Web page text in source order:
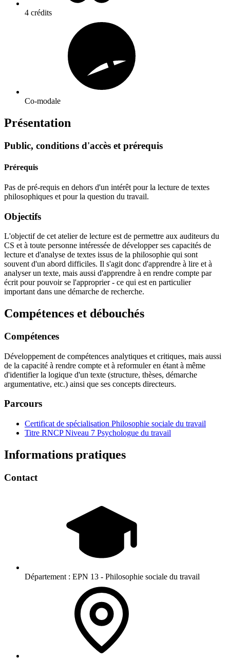
4 crédits
Co-modale
Présentation
Public, conditions d'accès et prérequis
Prérequis
Pas de pré-requis en dehors d'un intérêt pour la lecture de textes
philosophiques et pour la question du travail.
Objectifs
L'objectif de cet atelier de lecture est de permettre aux auditeurs du
CS et à toute personne intéressée de développer ses capacités de
lecture et d'analyse de textes issus de la philosophie qui sont
souvent d'un abord difficiles. Il s'agit donc d'apprendre à lire et à
analyser un texte, mais aussi d'apprendre à en rendre compte par
écrit pour pouvoir se l'approprier - ce qui est en particulier
important dans une démarche de recherche.
Compétences et débouchés
Compétences
Développement de compétences analytiques et critiques, mais aussi
de la capacité à rendre compte et à reformuler en étant à même
d'identifier la logique d'un texte (structure, thèses, démarche
argumentative, etc.) ainsi que ses concepts directeurs.
Parcours
Certificat de spécialisation Philosophie sociale du travail
Titre RNCP Niveau 7 Psychologue du travail
Informations pratiques
Contact
Département : EPN 13 - Philosophie sociale du travail